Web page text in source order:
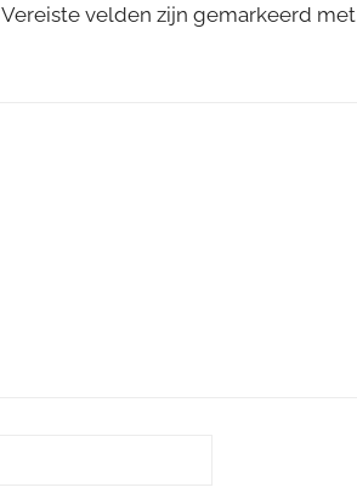
Vereiste velden zijn gemarkeerd met